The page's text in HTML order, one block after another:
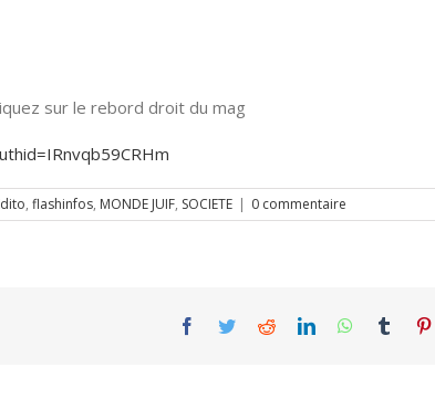
sur le rebord droit du mag
, flashinfos, MONDE JUIF, SOCIETE | 0 commentaire
Facebook
TwitterRedditLinkedInWhatsApp
Tumblr